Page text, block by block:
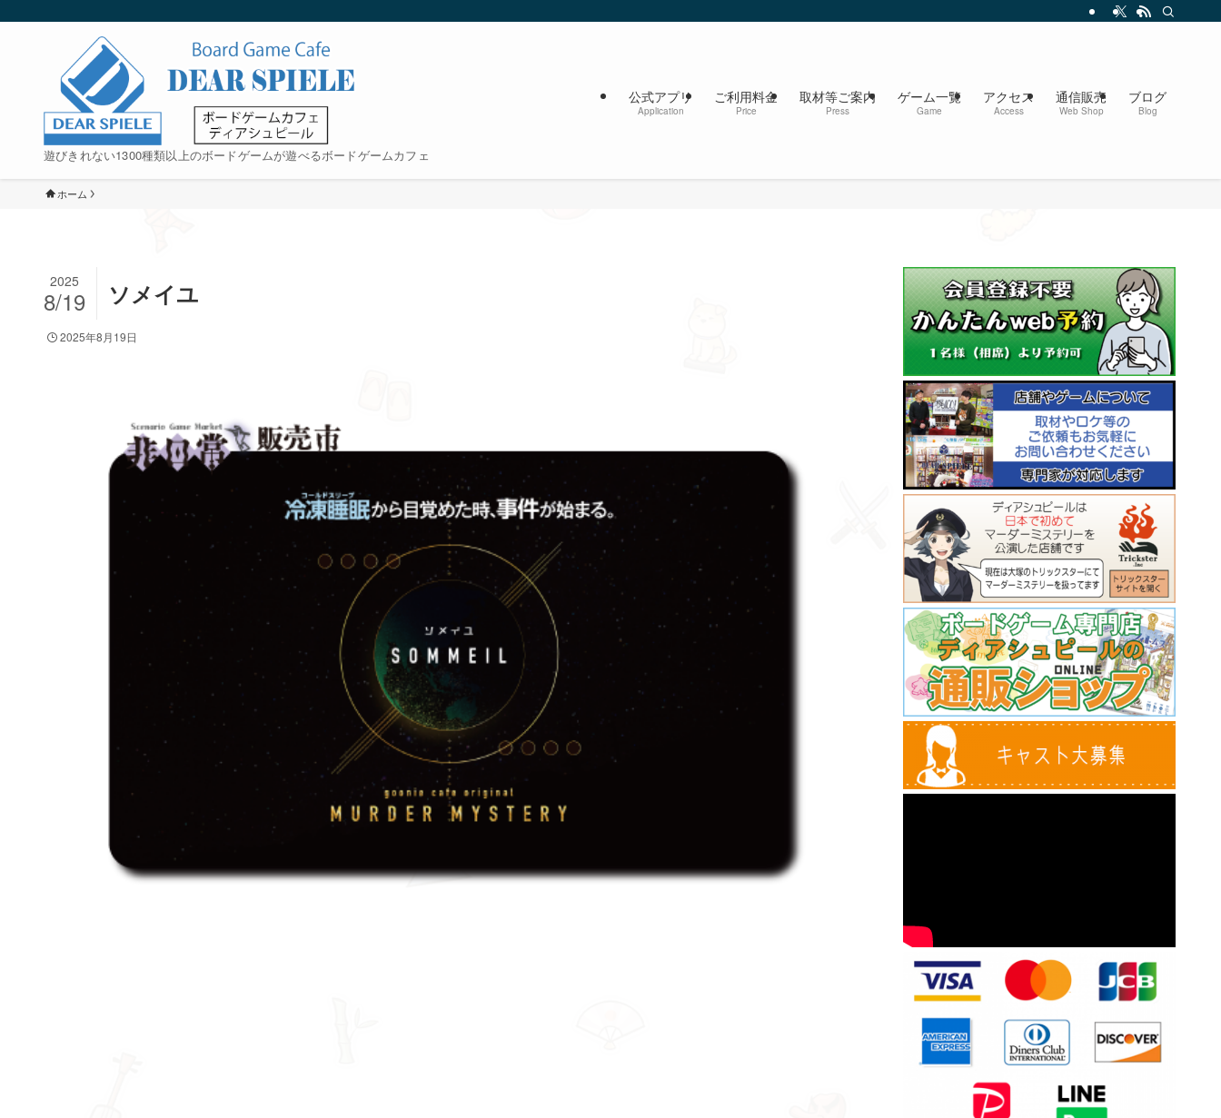
遊びきれない1300種類以上のボードゲームが遊べるボードゲームカフェ
公式アプリ
Application
ご利用料金
Price
取材等ご案内
Press
ゲーム一覧
Game
アクセス
Access
通信販売
Web Shop
ブログ
Blog
ホーム
ソメイユ
2025
8/19
2025年8月19日